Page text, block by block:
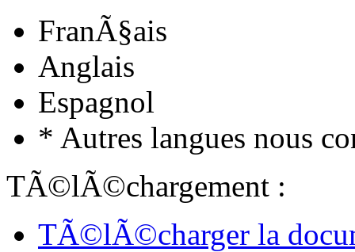
FranÃ§ais
Anglais
Espagnol
* Autres langues nous
TÃ©lÃ©chargement :
TÃ©lÃ©charger la